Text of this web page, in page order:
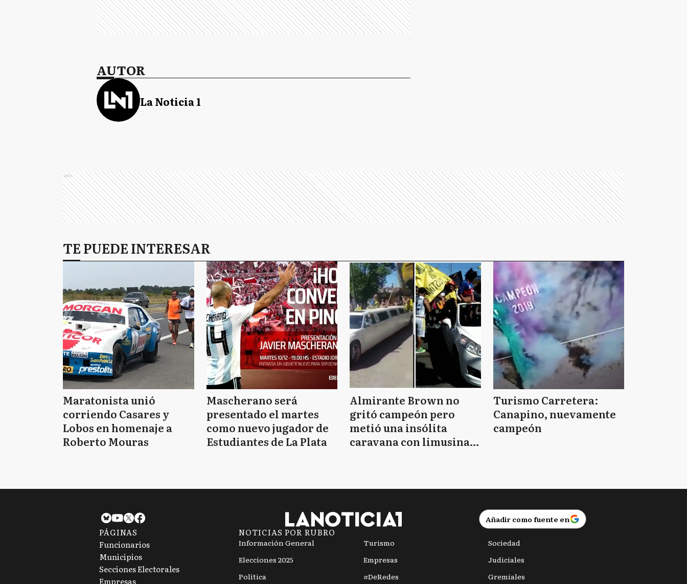
AUTOR
La Noticia 1
Ads
TE PUEDE INTERESAR
Maratonista unió
corriendo Casares y
Lobos en homenaje a
Roberto Mouras
Mascherano será
presentado el martes
como nuevo jugador de
Estudiantes de La Plata
Almirante Brown no
gritó campeón pero
metió una insólita
caravana con limusinas
Turismo Carretera:
Canapino, nuevamente
campeón
Añadir como fuente en
PÁGINAS
Funcionarios
Municipios
Secciones Electorales
Empresas
NOTICIAS POR RUBRO
Información General
Elecciones 2025
Política
Turismo
Empresas
#DeRedes
Sociedad
Judiciales
Gremiales